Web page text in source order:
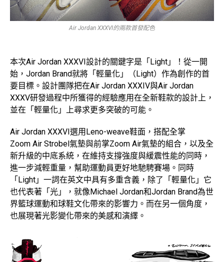
Air Jordan XXXVI的兩款首發配色
本次Air Jordan XXXVI設計的關鍵字是「Light」！從一開
始，Jordan Brand就將「輕量化」（Light）作為創作的首
要目標。設計團隊把在Air Jordan XXXIV與Air Jordan
XXXV研發過程中所獲得的經驗應用在全新鞋款的設計上，
並在「輕量化」上尋求更多突破的可能。
Air Jordan XXXVI選用Leno-weave鞋面，搭配全掌
Zoom Air Strobel氣墊與前掌Zoom Air氣墊的組合，以及全
新升級的中底系統，在維持支撐強度與緩震性能的同時，
進一步減輕重量，幫助運動員更好地馳騁賽場。同時
「Light」一詞在英文中具有多重含義，除了「輕量化」它
也代表著「光」，就像Michael Jordan和Jordan Brand為世
界籃球運動和球鞋文化帶來的影響力。而在另一個角度，
也展現著光影變化帶來的美感和演繹。